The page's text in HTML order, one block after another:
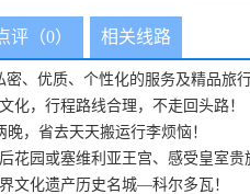
评（0） 相关线路
、优质、个性化的服务及精品旅行
化，行程路线合理，不走回头路！
，省去天天搬运行李烦恼！
花园或塞维利亚王宫、感受皇室贵
文化遗产历史名城—科尔多瓦！